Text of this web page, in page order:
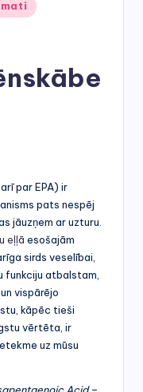
par EPA) ir
pats nespēj
jāuzņem ar uzturu.
eļļā esošajām
sirds veselībai,
funkciju atbalstam,
vispārējo
kāpēc tieši
vērtēta, ir
uz mūsu